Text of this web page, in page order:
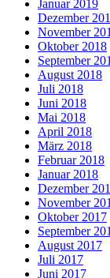
Januar 2019
Dezember
November
Oktober 2018
September
August 2018
Juli 2018
Juni 2018
Mai 2018
April 2018
März 2018
Februar 2018
Januar 2018
Dezember
November
Oktober 2017
September
August 2017
Juli 2017
Juni 2017